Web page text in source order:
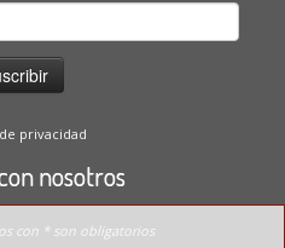
privacidad
nosotros
con * son obligatorios